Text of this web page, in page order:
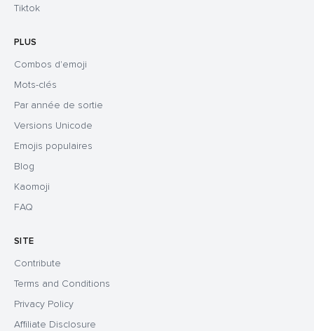
Tiktok
PLUS
Combos d'emoji
Mots-clés
Par année de sortie
Versions Unicode
Emojis populaires
Blog
Kaomoji
FAQ
SITE
Contribute
Terms and Conditions
Privacy Policy
Affiliate Disclosure